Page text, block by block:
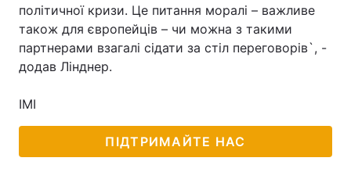
політичної кризи. Це питання моралі – важливе
також для європейців – чи можна з такими
партнерами взагалі сідати за стіл переговорів`, -
додав Лінднер.
ІМІ
ПІДТРИМАЙТЕ НАС